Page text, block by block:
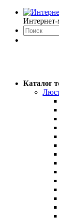
Каталог